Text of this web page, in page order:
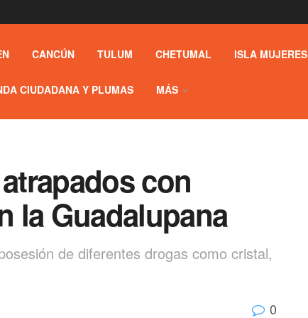
CANCÚN TULUM CHETUMAL ISLA MUJERES
CIUDADANA Y PLUMAS MÁS
con
la Guadalupana
de diferentes drogas como cristal,
0